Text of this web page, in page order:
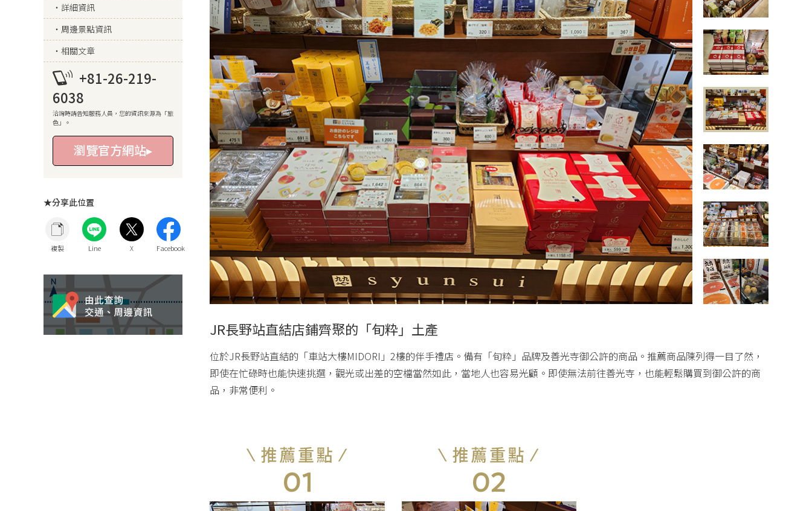
詳細資訊
周邊景點資訊
相關文章
+81-26-219-
6038
洽詢時請告知服務人員，您的資訊來源為「旅
色」。
瀏覽官方網站▸
★分享此位置
JR長野站直結店鋪齊聚的「旬粋」土產
位於JR長野站直結的「車站大樓MIDORI」2樓的伴手禮店。備有「旬粋」品牌及善光寺御公許的商品。推薦商品陳列得一目了然，
即使在忙碌時也能快速挑選，觀光或出差的空檔當然如此，當地人也容易光顧。即使無法前往善光寺，也能輕鬆購買到御公許的商
品，非常便利。